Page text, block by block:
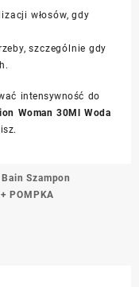
włosów, gdy
szczególnie gdy
intensywność do
Woman 30Ml Woda
Szampon
POMPKA